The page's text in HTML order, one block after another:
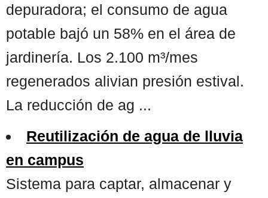
depuradora; el consumo de agua
potable bajó un 58% en el área de
jardinería. Los 2.100 m³/mes
regenerados alivian presión estival.
La reducción de ag ...
Reutilización de agua de lluvia
en campus
Sistema para captar, almacenar y